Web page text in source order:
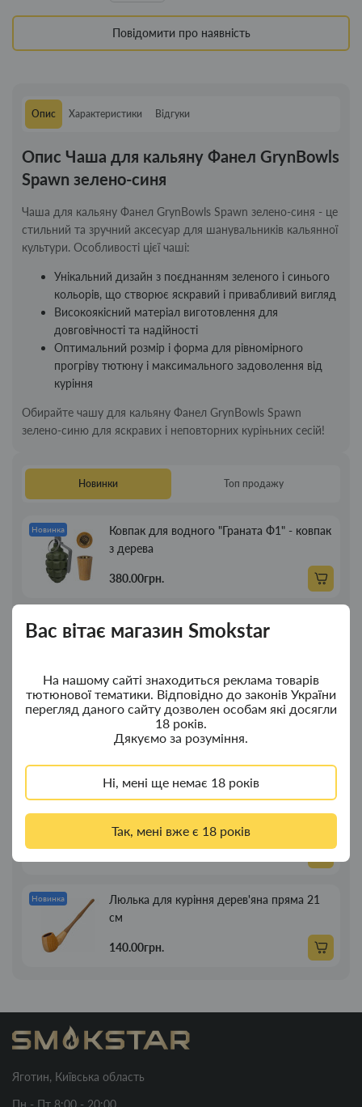
Вас вітає магазин Smokstar
На нашому сайті знаходиться реклама товарів
тютюнової тематики. Відповідно до законів України
перегляд даного сайту дозволен особам які досягли
18 років.
Дякуємо за розуміння.
Ні, мені ще немає 18 років
Так, мені вже є 18 років
Повідомити про наявність
Опис Характеристики Відгуки
Опис Чаша для кальяну Фанел GrynBowls
Spawn зелено-синя
Чаша для кальяну Фанел GrynBowls Spawn зелено-синя - це
стильний та зручний аксесуар для шанувальників кальянної
культури. Особливості цієї чаші:
Унікальний дизайн з поєднанням зеленого і синього
кольорів, що створює яскравий і привабливий вигляд
Високоякісний матеріал виготовлення для
довговічності та надійності
Оптимальний розмір і форма для рівномірного
прогріву тютюну і максимального задоволення від
куріння
Обирайте чашу для кальяну Фанел GrynBowls Spawn
зелено-синю для яскравих і неповторних куріньних сесій!
Новинки Топ продажу
Новинка
Ковпак для водного "Граната Ф1" - ковпак
з дерева
380.00грн.
Новинка
Ковпак для водного "Граната Ф1" - ковпак
композит
Новинка
Портсигар для сигарет Focus із USB
запальничкою на 20 сиг
269.00грн.
Новинка
Люлька для куріння дерев'яна пряма 21
см
140.00грн.
Яготин, Київська область
Пн - Пт 8:00 - 20:00